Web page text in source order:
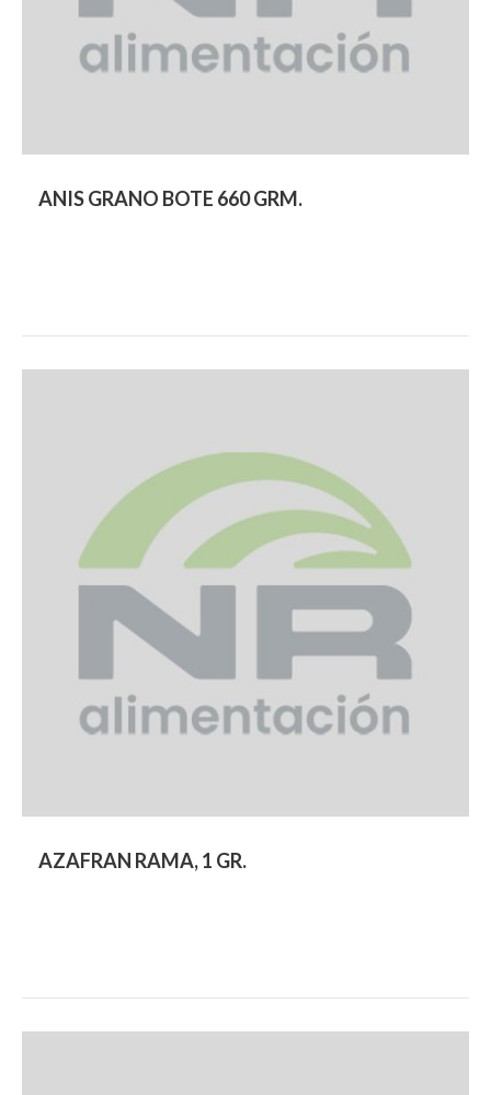
ANIS GRANO BOTE 660 GRM.
AZAFRAN RAMA, 1 GR.